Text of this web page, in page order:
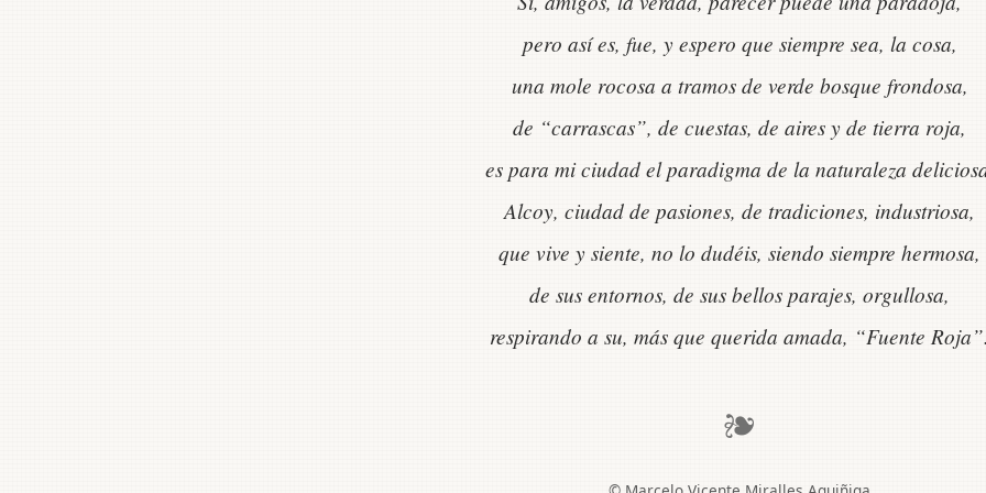
pero así es, fue, y espero que siempre sea, la cosa,
una mole rocosa a tramos de verde bosque frondosa,
de “carrascas”, de cuestas, de aires y de tierra roja,
es para mi ciudad el paradigma de la naturaleza
Alcoy, ciudad de pasiones, de tradiciones, industriosa,
que vive y siente, no lo dudéis, siendo siempre hermosa,
de sus entornos, de sus bellos parajes, orgullosa,
respirando a su, más que querida amada, “Fuente
❧